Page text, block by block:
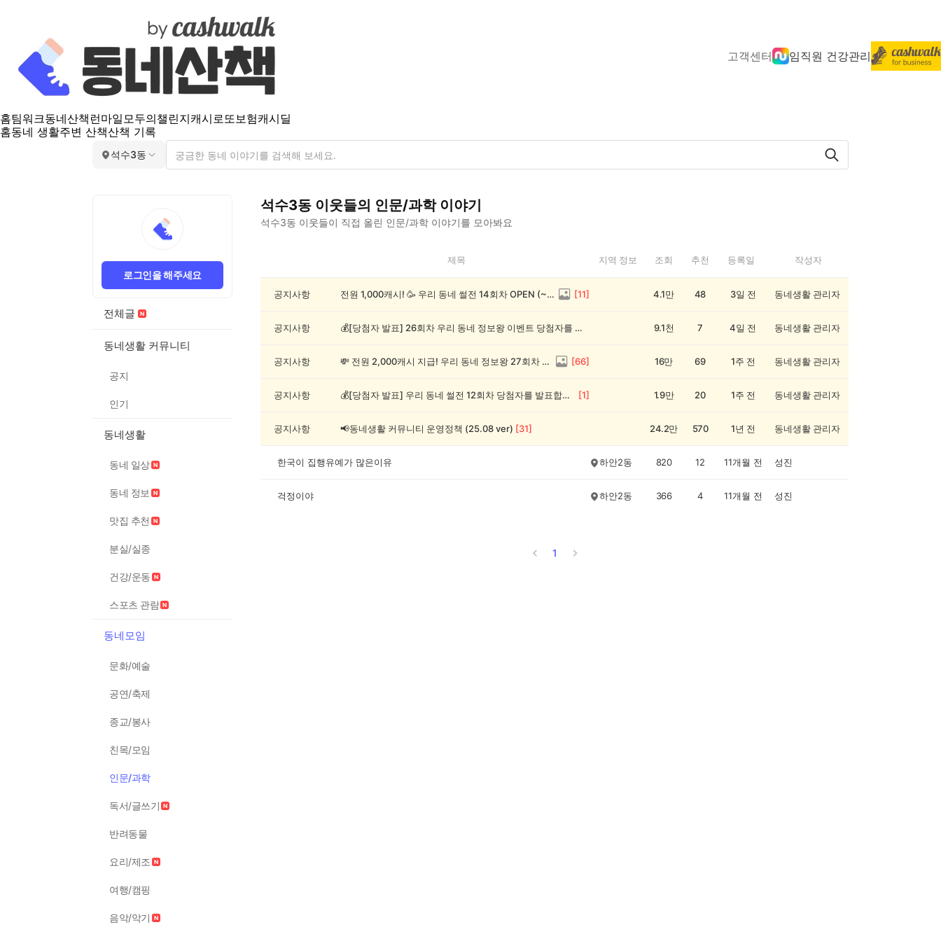
고객센터 임직원 건강관리
홈팀워크동네산책 런마일모두의챌린지캐시로또보험캐시딜
홈동네 생활주변 산책산책 기록
석수3동
로그인을 해주세요
전체글
동네생활 커뮤니티
공지
인기
동네생활
동네 일상
동네 정보
맛집 추천
분실/실종
건강/운동
스포츠 관람
동네모임
문화/예술
공연/축제
종교/봉사
친목/모임
인문/과학
독서/글쓰기
반려동물
요리/제조
여행/캠핑
음악/악기
석수3동 이웃들의 인문/과학이야기
석수3동 이웃들이 직접 올린 인문/과학 이야기를 모아봐요
3
제목 지역 정보 조회 추천 등록일 작성자
공지사항 전원 1,000캐시! 🥳 우리 동네 썰전 14회차 OPEN (~8/17) [11] 4.1만 48 3일 전 동네생활 관리자
공지사항 💰[당첨자 발표] 26회차 우리 동네 정보왕 이벤트 당첨자를 발표합니다! 9.1천 7 4일 전 동네생활 관리자
공지사항 💸 전원 2,000캐시 지급! 우리 동네 정보왕 27회차 (~8/10) [66] 16만 69 1주 전 동네생활 관리자
공지사항 💰[당첨자 발표] 우리 동네 썰전 12회차 당첨자를 발표합니다! [1] 1.9만 20 1주 전 동네생활 관리자
공지사항 📢동네생활 커뮤니티 운영정책 (25.08 ver) [31] 24.2만 570 1년 전 동네생활 관리자
한국이 집행유예가 많은이유 하안2동 820 12 11개월 전 성진
걱정이야 하안2동 366 4 11개월 전 성진
1